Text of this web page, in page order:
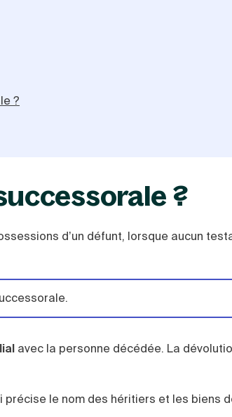
?
?
d’un défunt, lorsque aucun
avec la personne décédée. La
précise le nom des héritiers et les biens